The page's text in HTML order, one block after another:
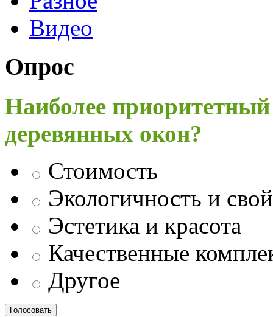
Видео
Опрос
Наиболее
деревянных окон?
Стоимость
Экологичность и
Эстетика и красота
Качественные
Другое